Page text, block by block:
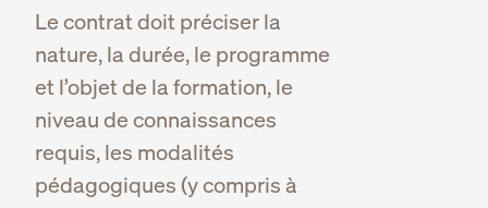
Le contrat doit préciser la
nature, la durée, le programme
et l’objet de la formation, le
niveau de connaissances
requis, les modalités
pédagogiques (y compris à